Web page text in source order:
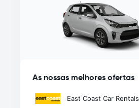
As nossas melhores ofertas
East Coast Car Rentals